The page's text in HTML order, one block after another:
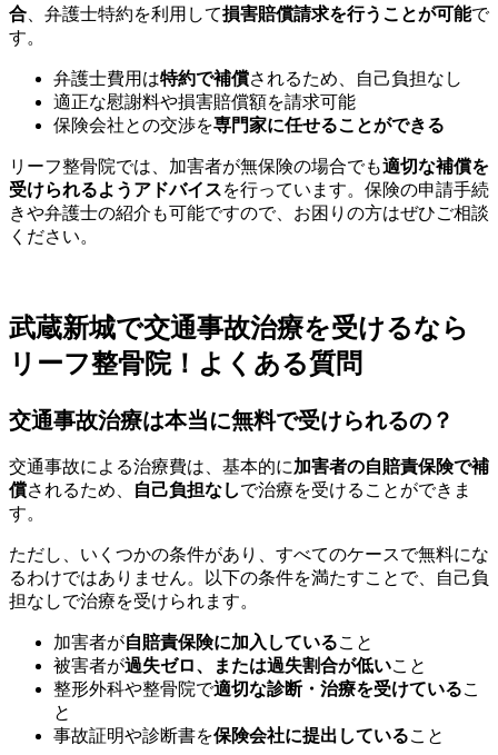
合 、弁護士特約を利用して損害賠償請求を行うことが可能で
す。
弁護士費用は特約で補償されるため、自己負担なし
適正な慰謝料や損害賠償額を請求可能
保険会社との交渉を専門家に任せることができる
リーフ整骨院では、加害者が無保険の場合でも適切な補償を
受けられるようアドバイスを行っています。保険の申請手続
きや弁護士の紹介も可能ですので、お困りの方はぜひご相談
ください。
武蔵新城で交通事故治療を受けるなら
リーフ整骨院！よくある質問
交通事故治療は本当に無料で受けられるの？
交通事故による治療費は、基本的に加害者の自賠責保険で補
償されるため、 自己負担なしで治療を受けることができま
す。
ただし、いくつかの条件があり、すべてのケースで無料にな
るわけではありません。以下の条件を満たすことで、自己負
担なしで治療を受けられます。
加害者が自賠責保険に加入していること
被害者が過失ゼロ、または過失割合が低いこと
整形外科や整骨院で適切な診断・治療を受けているこ
と
事故証明や診断書を保険会社に提出していること